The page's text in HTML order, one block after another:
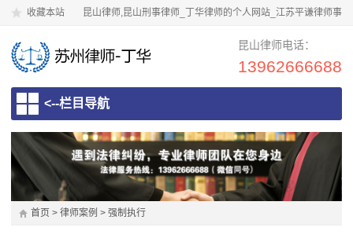
收藏本站 昆山律师,昆山刑事律师_丁华律师的个人网站_江苏平谦律师事
昆山律师电话：
13962666688
<--栏目导航
首页 > 律师案例 > 强制执行